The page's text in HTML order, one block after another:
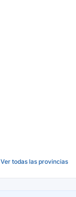
Ver todas las provincias